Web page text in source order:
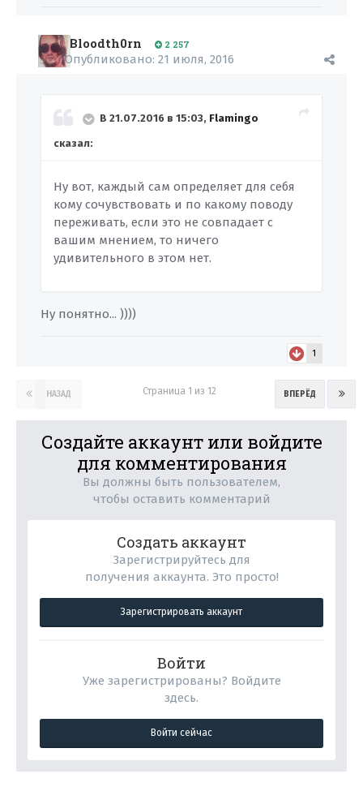
Bloodth0rn 2 257
Опубликовано: 21 июля, 2016
В 21.07.2016 в 15:03, Flamingo
сказал:
Ну вот, каждый сам определяет для себя
кому сочувствовать и по какому поводу
переживать, если это не совпадает с
вашим мнением, то ничего
удивительного в этом нет.
Ну понятно... ))))
1
НАЗАД ВПЕРЁД
Страница 1 из 12
Создайте аккаунт или войдите
для комментирования
Вы должны быть пользователем,
чтобы оставить комментарий
Создать аккаунт
Зарегистрируйтесь для
получения аккаунта. Это просто!
Зарегистрировать аккаунт
Войти
Уже зарегистрированы? Войдите
здесь.
Войти сейчас